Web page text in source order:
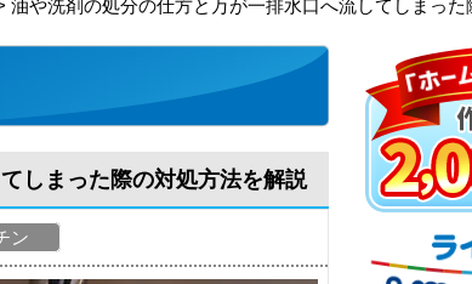
油や洗剤の処分の仕方と万が一排水口へ流してしまった
しまった際の対処方法を解説
ン